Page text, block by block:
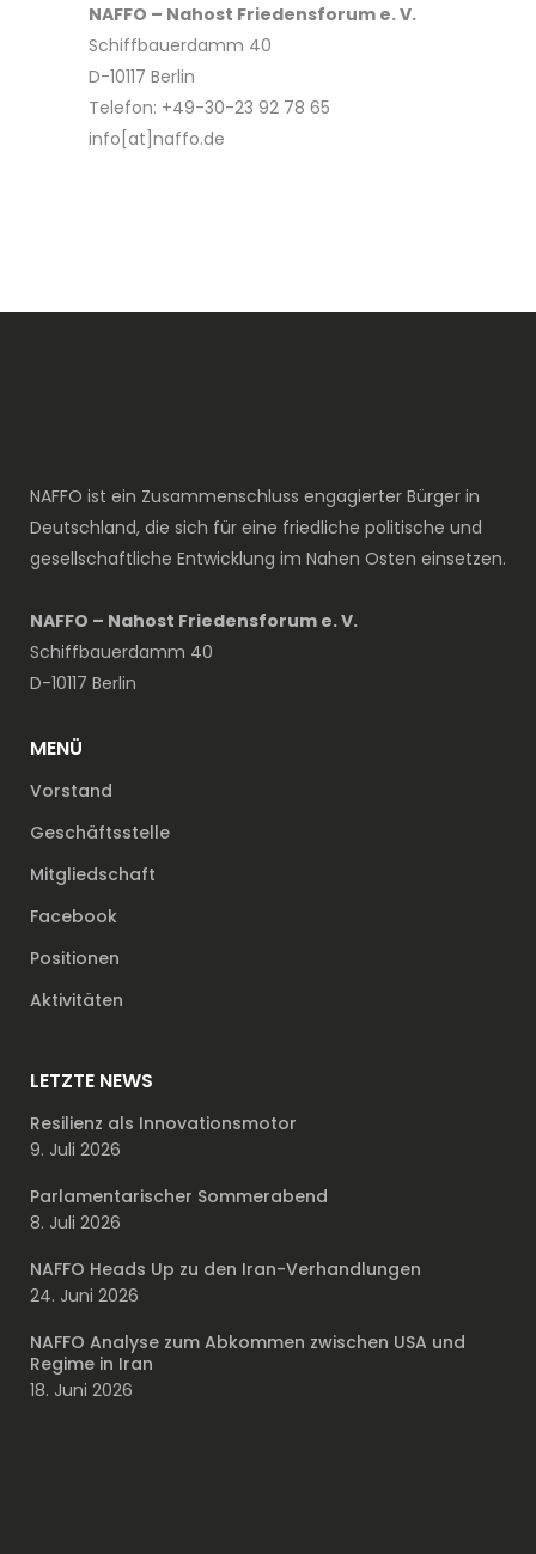
NAFFO – Nahost Friedensforum e. V.
Schiffbauerdamm 40
D-10117 Berlin
Telefon: +49-30-23 92 78 65
info[at]naffo.de
NAFFO ist ein Zusammenschluss engagierter Bürger in
Deutschland, die sich für eine friedliche politische und
gesellschaftliche Entwicklung im Nahen Osten einsetzen.
NAFFO – Nahost Friedensforum e. V.
Schiffbauerdamm 40
D-10117 Berlin
MENÜ
Vorstand
Geschäftsstelle
Mitgliedschaft
Facebook
Positionen
Aktivitäten
LETZTE NEWS
Resilienz als Innovationsmotor
9. Juli 2026
Parlamentarischer Sommerabend
8. Juli 2026
NAFFO Heads Up zu den Iran-Verhandlungen
24. Juni 2026
NAFFO Analyse zum Abkommen zwischen USA und
Regime in Iran
18. Juni 2026